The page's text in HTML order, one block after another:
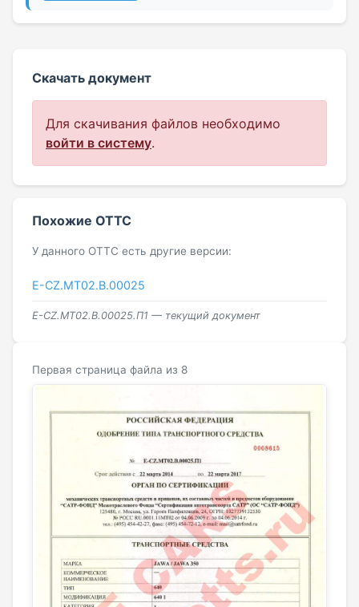
Скачать документ
Для скачивания файлов необходимо
войти в систему.
Похожие ОТТС
У данного ОТТС есть другие версии:
E-CZ.MT02.B.00025
E-CZ.МТ02.B.00025.П1 — текущий документ
Первая страница файла из 8